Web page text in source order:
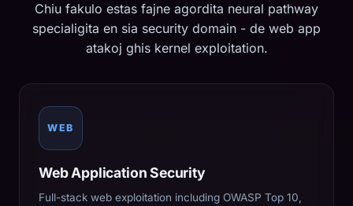
Chiu fakulo estas fajne agordita neural pathway
specialigita en sia security domain - de web app
atakoj ghis kernel exploitation.
WEB
Web Application Security
Full-stack web exploitation including OWASP Top 10,